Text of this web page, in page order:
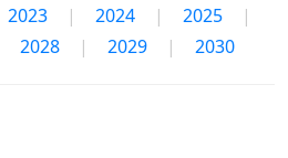
2023 | 2024 | 2025
|
2028 | 2029 | 2030